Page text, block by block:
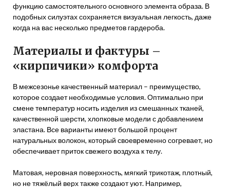
функцию самостоятельного основного элемента образа. В
подобных силуэтах сохраняется визуальная легкость, даже
когда на вас несколько предметов гардероба.
Материалы и фактуры –
«кирпичики» комфорта
В межсезонье качественный материал – преимущество,
которое создает необходимые условия. Оптимально при
смене температур носить изделия из смешанных тканей,
качественной шерсти, хлопковые модели с добавлением
эластана. Все варианты имеют большой процент
натуральных волокон, который своевременно согревает, но
обеспечивает приток свежего воздуха к телу.
Матовая, неровная поверхность, мягкий трикотаж, плотный,
но не тяжёлый верх также создают уют. Например,